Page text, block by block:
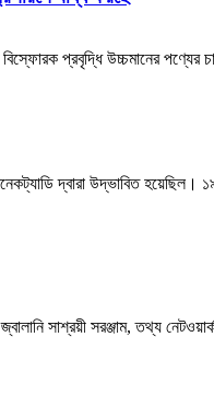
প্রবৃদ্ধি উচ্চমানের পণ্যের
দ্বারা উদ্ভাবিত
সাশ্রয়ী সরঞ্জাম, তথ্য